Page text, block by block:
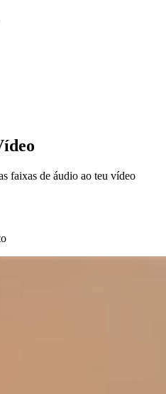
faixas de áudio ao teu vídeo